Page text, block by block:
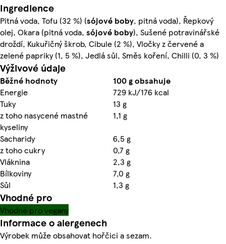
Ingredience
Pitná voda, Tofu (32 %) (sójové boby, pitná voda), Řepkový
olej, Okara (pitná voda, sójové boby), Sušené potravinářské
droždí, Kukuřičný škrob, Cibule (2 %), Vločky z červené a
zelené papriky (1, 5 %), Jedlá sůl, Směs koření, Chilli (0, 3 %)
Výživové údaje
Běžné hodnoty
100 g obsahuje
Energie
729 kJ/176 kcal
Tuky
13 g
z toho nasycené mastné
kyseliny
1,1 g
Sacharidy
6,5 g
z toho cukry
0,7 g
Vláknina
2,3 g
Bílkoviny
7,0 g
Sůl
1,3 g
Vhodné pro
Vhodné pro vegany
Informace o alergenech
Výrobek může obsahovat hořčici a sezam.